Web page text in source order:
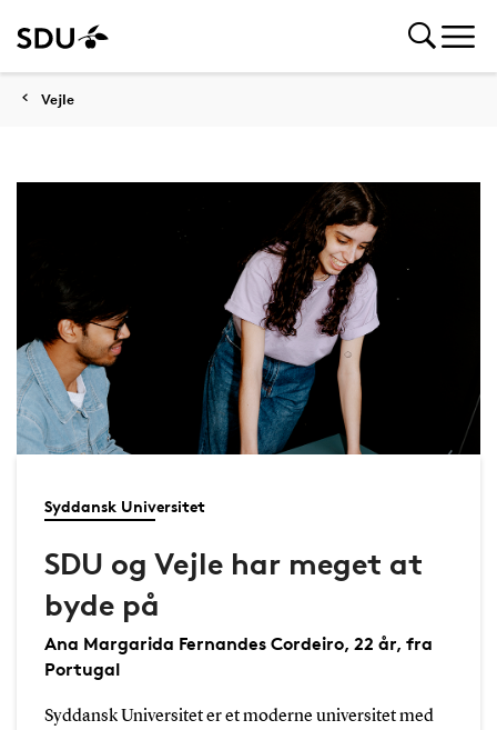
Vejle
Syddansk Universitet
SDU og Vejle har meget at
byde på
Ana Margarida Fernandes Cordeiro, 22 år, fra
Portugal
Syddansk Universitet er et moderne universitet med